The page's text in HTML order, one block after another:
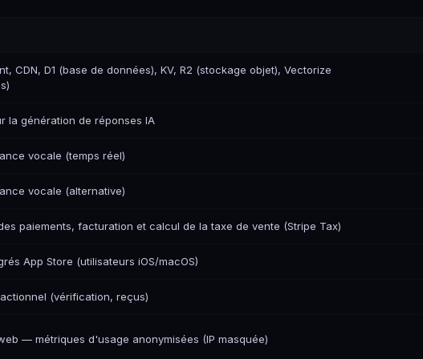
CDN, D1 (base de données), KV, R2 (stockage objet), Vectorize
la génération de réponses IA
vocale (temps réel)
vocale (alternative)
paiements, facturation et calcul de la taxe de vente (Stripe Tax)
App Store (utilisateurs iOS/macOS)
(vérification, reçus)
— métriques d'usage anonymisées (IP masquée)